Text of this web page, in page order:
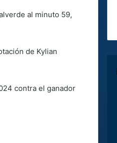
al minuto 59,
de Kylian
contra el ganador